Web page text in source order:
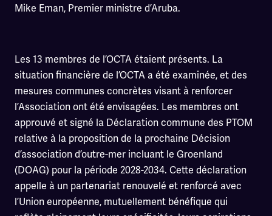
Mike Eman, Premier ministre d’Aruba.
Les 13 membres de l’OCTA étaient présents. La
situation financière de l’OCTA a été examinée, et des
mesures communes concrètes visant à renforcer
l’Association ont été envisagées. Les membres ont
approuvé et signé la Déclaration commune des PTOM
relative à la proposition de la prochaine Décision
d’association d’outre-mer incluant le Groenland
(DOAG) pour la période 2028-2034. Cette déclaration
appelle à un partenariat renouvelé et renforcé avec
l’Union européenne, mutuellement bénéfique qui